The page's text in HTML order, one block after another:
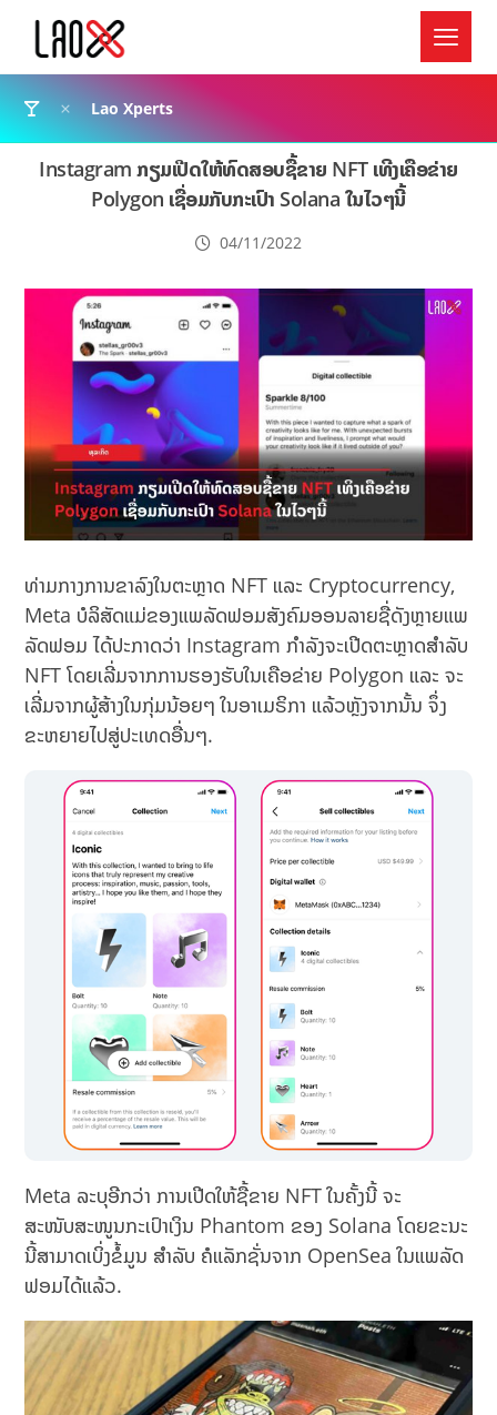
Lao Xperts
Instagram ກຽມເປີດໃຫ້ທົດສອບຊື້ຂາຍ NFT ເທີງເຄືອຂ່າຍ
Polygon ເຊື່ອມກັບກະເປົາ Solana ໃນໄວໆນີ້
04/11/2022
ທ່າມກາງການຂາລົງໃນຕະຫຼາດ NFT ແລະ Cryptocurrency,
Meta ບໍລິສັດແມ່ຂອງແພລັດຟອມສັງຄົມອອນລາຍຊື່ດັງຫຼາຍແພ
ລັດຟອມ ໄດ້ປະກາດວ່າ Instagram ກຳລັງຈະເປີດຕະຫຼາດສຳລັບ
NFT ໂດຍເລີ່ມຈາກການຮອງຮັບໃນເຄືອຂ່າຍ Polygon ແລະ ຈະ
ເລີ່ມຈາກຜູ້ສ້າງໃນກຸ່ມນ້ອຍໆ ໃນອາເມຣິກາ ແລ້ວຫຼັງຈາກນັ້ນ ຈຶ່ງ
ຂະຫຍາຍໄປສູ່ປະເທດອື່ນໆ.
Meta ລະບຸອີກວ່າ ການເປີດໃຫ້ຊື້ຂາຍ NFT ໃນຄັ້ງນີ້ ຈະ
ສະໜັບສະໜູນກະເປົາເງິນ Phantom ຂອງ Solana ໂດຍຂະນະ
ນີ້ສາມາດເບິ່ງຂໍ້ມູນ ສຳລັບ ຄໍແລັກຊັ່ນຈາກ OpenSea ໃນແພລັດ
ຟອມໄດ້ແລ້ວ.